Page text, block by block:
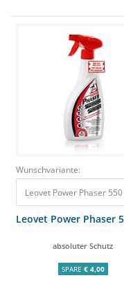
Wunschvariante:
Leovet Power Phaser
Leovet Power Phaser
absoluter Schutz
SPARE € 4,00